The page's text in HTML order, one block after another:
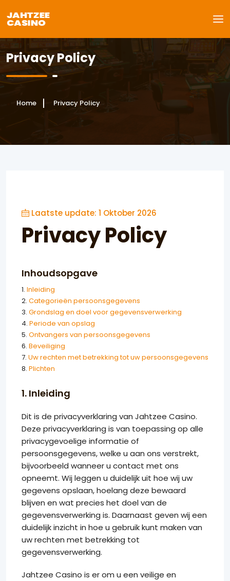
Privacy Policy
Home Privacy Policy
Laatste update: 1 Oktober 2026
Privacy Policy
Inhoudsopgave
1. Inleiding
2. Categorieën persoonsgegevens
3. Grondslag en doel voor gegevensverwerking
4. Periode van opslag
5. Ontvangers van persoonsgegevens
6. Beveiliging
7. Uw rechten met betrekking tot uw persoonsgegevens
8. Plichten
1. Inleiding
Dit is de privacyverklaring van Jahtzee Casino.
Deze privacyverklaring is van toepassing op alle
privacygevoelige informatie of
persoonsgegevens, welke u aan ons verstrekt,
bijvoorbeeld wanneer u contact met ons
opneemt. Wij leggen u duidelijk uit hoe wij uw
gegevens opslaan, hoelang deze bewaard
blijven en wat precies het doel van de
gegevensverwerking is. Daarnaast geven wij een
duidelijk inzicht in hoe u gebruik kunt maken van
uw rechten met betrekking tot
gegevensverwerking.
Jahtzee Casino is er om u een veilige en